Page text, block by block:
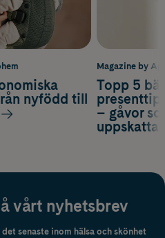
Magazine by
Topp 5
– gåvor
nyfödd till
vårt nyhetsbrev
senaste inom hälsa och skönhet